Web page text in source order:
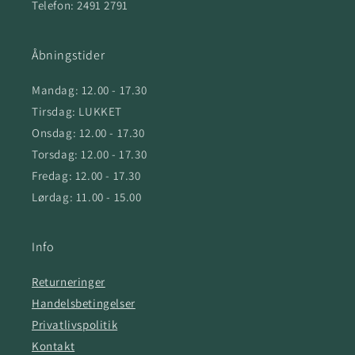
Telefon: 2491 2791
Åbningstider
Mandag: 12.00 - 17.30
Tirsdag: LUKKET
Onsdag: 12.00 - 17.30
Torsdag: 12.00 - 17.30
Fredag: 12.00 - 17.30
Lørdag: 11.00 - 15.00
Info
Returneringer
Handelsbetingelser
Privatlivspolitik
Kontakt